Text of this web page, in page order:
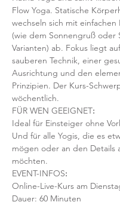
Flow Yoga. Statische
wechseln sich mit einfachen
(wie dem Sonnengruß oder
Varianten) ab. Fokus liegt
sauberen Technik, einer
Ausrichtung und den
Prinzipien. Der Kurs-
wöchentlich.
FÜR WEN GEEIGNET:
Ideal für Einsteiger ohne
Und für alle Yogis, die es
mögen oder an den Details
möchten.
EVENT-INFOS:
Online-Live-Kurs am
Dauer: 60 Minuten